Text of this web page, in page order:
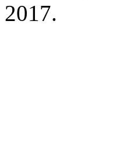
2017.